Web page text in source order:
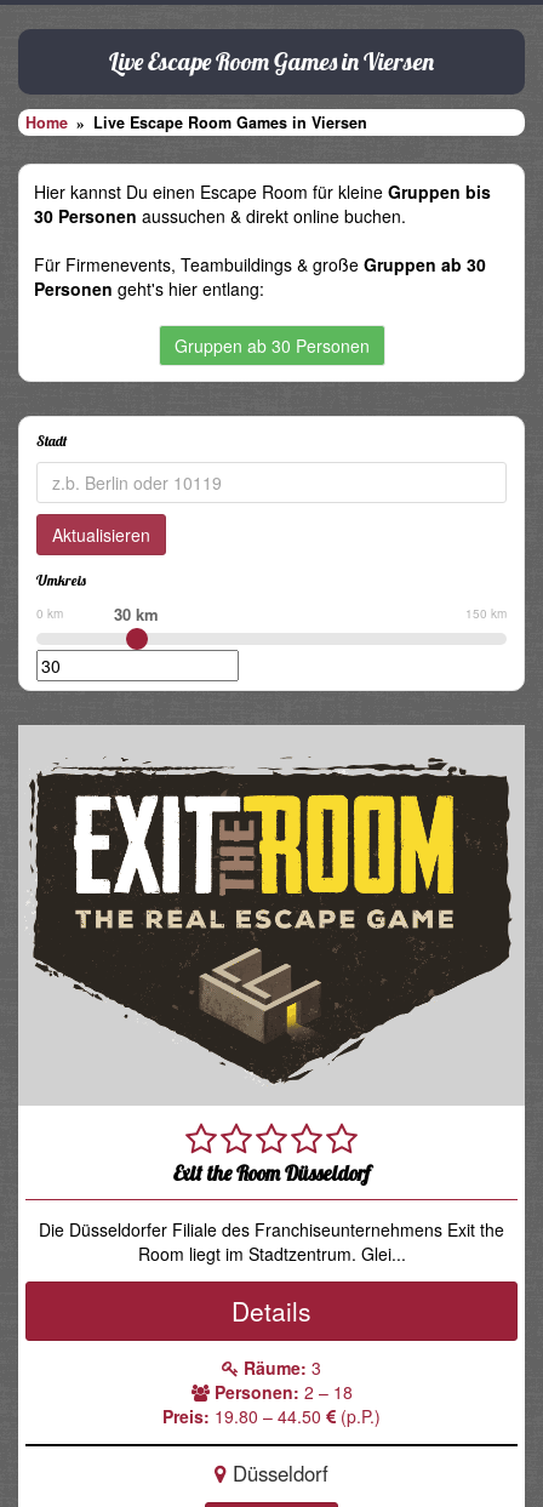
Live Escape Room Games in Viersen
Home Live Escape Room Games in Viersen
Hier kannst Du einen Escape Room für kleine Gruppen bis
30 Personen aussuchen & direkt online buchen.
Für Firmenevents, Teambuildings & große Gruppen ab 30
Personen geht's hier entlang:
Gruppen ab 30 Personen
Stadt
Umkreis
0 km 150 km
30 km
Exit the Room Düsseldorf
Die Düsseldorfer Filiale des Franchiseunternehmens Exit the
Room liegt im Stadtzentrum. Glei...
Details
Räume: 3
Personen: 2 – 18
Preis: 19.80 – 44.50 (p.P.)
Düsseldorf